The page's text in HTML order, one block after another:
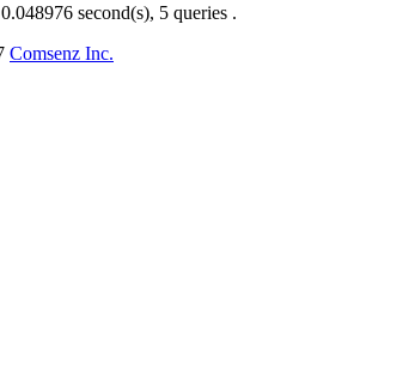
second(s), 5 queries .
Comsenz Inc.